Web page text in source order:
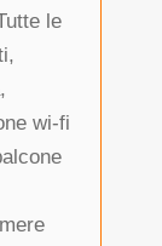
le
wi-fi